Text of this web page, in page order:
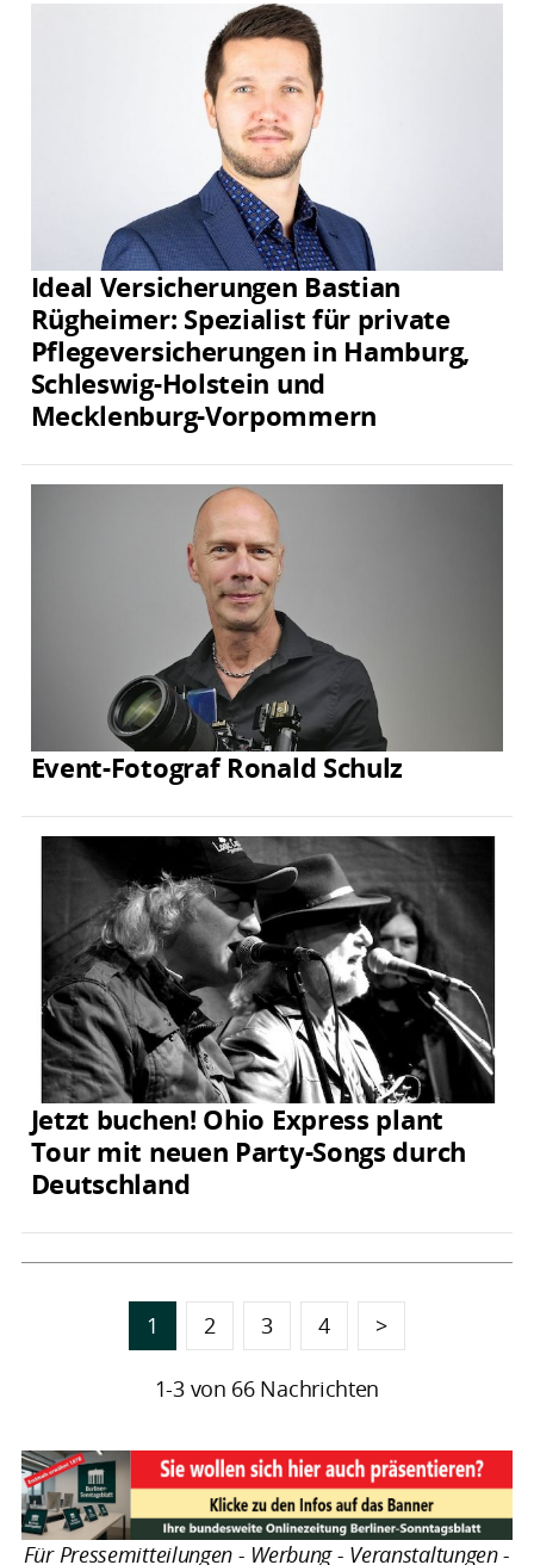
Ideal Versicherungen Bastian
Rügheimer: Spezialist für private
Pflegeversicherungen in Hamburg,
Schleswig-Holstein und
Mecklenburg-Vorpommern
Event-Fotograf Ronald Schulz
Jetzt buchen! Ohio Express plant
Tour mit neuen Party-Songs durch
Deutschland
1 2 3 4 >
1-3 von 66 Nachrichten
Für Pressemitteilungen - Werbung - Veranstaltungen -